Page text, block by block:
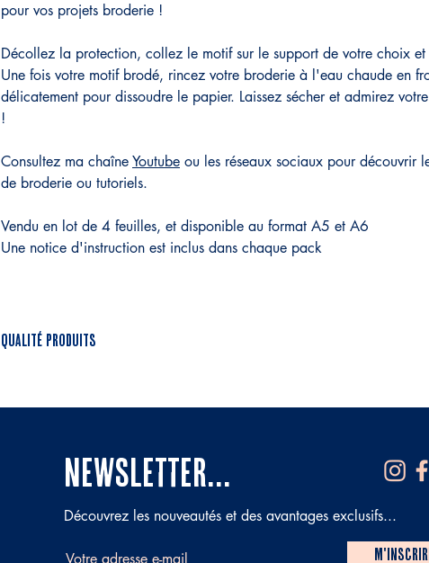
pour vos projets broderie !
Décollez la protection, collez le motif sur le support de votre choix
Une fois votre motif brodé, rincez votre broderie à l'eau chaude en
délicatement pour dissoudre le papier. Laissez sécher et admirez
!
Consultez ma chaîneYoutube ou les réseaux sociaux pour découvrir
de broderie ou tutoriels.
Vendu en lot de 4 feuilles, et disponible au format A5 et A6
Une notice d'instruction est inclus dans chaque pack
Qualité produits
newsletter...
Découvrez les nouveautés et des avantages exclusifs...